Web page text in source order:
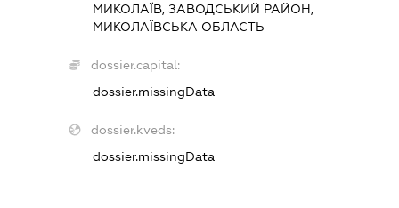
МИКОЛАЇВ, ЗАВОДСЬКИЙ РАЙОН,
МИКОЛАЇВСЬКА ОБЛАСТЬ
dossier.capital:
dossier.missingData
dossier.kveds:
dossier.missingData